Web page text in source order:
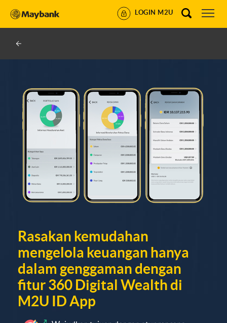
LOGIN M2U
Rasakan kemudahan
mengelola keuangan hanya
dalam genggaman dengan
fitur 360 Digital Wealth di
M2U ID App